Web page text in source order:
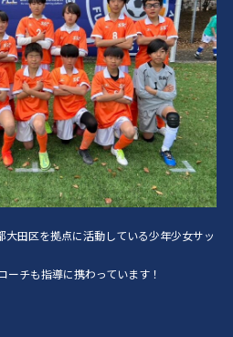
大田区を拠点に活動している少年少女サッ
ーチも指導に携わっています！